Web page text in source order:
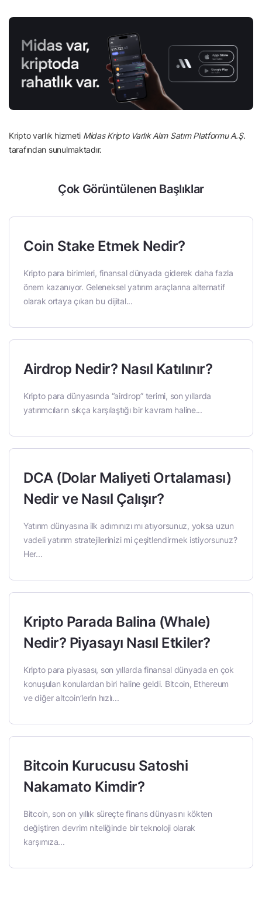
Kripto varlık hizmeti Midas Kripto Varlık Alım Satım Platformu A.Ş.
tarafından sunulmaktadır.
Çok Görüntülenen Başlıklar
Coin Stake Etmek Nedir?
Kripto para birimleri, finansal dünyada giderek daha fazla
önem kazanıyor. Geleneksel yatırım araçlarına alternatif
olarak ortaya çıkan bu dijital...
Airdrop Nedir? Nasıl Katılınır?
Kripto para dünyasında “airdrop” terimi, son yıllarda
yatırımcıların sıkça karşılaştığı bir kavram haline...
DCA (Dolar Maliyeti Ortalaması)
Nedir ve Nasıl Çalışır?
Yatırım dünyasına ilk adımınızı mı atıyorsunuz, yoksa uzun
vadeli yatırım stratejilerinizi mi çeşitlendirmek istiyorsunuz?
Her...
Kripto Parada Balina (Whale)
Nedir? Piyasayı Nasıl Etkiler?
Kripto para piyasası, son yıllarda finansal dünyada en çok
konuşulan konulardan biri haline geldi. Bitcoin, Ethereum
ve diğer altcoin’lerin hızlı...
Bitcoin Kurucusu Satoshi
Nakamato Kimdir?
Bitcoin, son on yıllık süreçte finans dünyasını kökten
değiştiren devrim niteliğinde bir teknoloji olarak
karşımıza...